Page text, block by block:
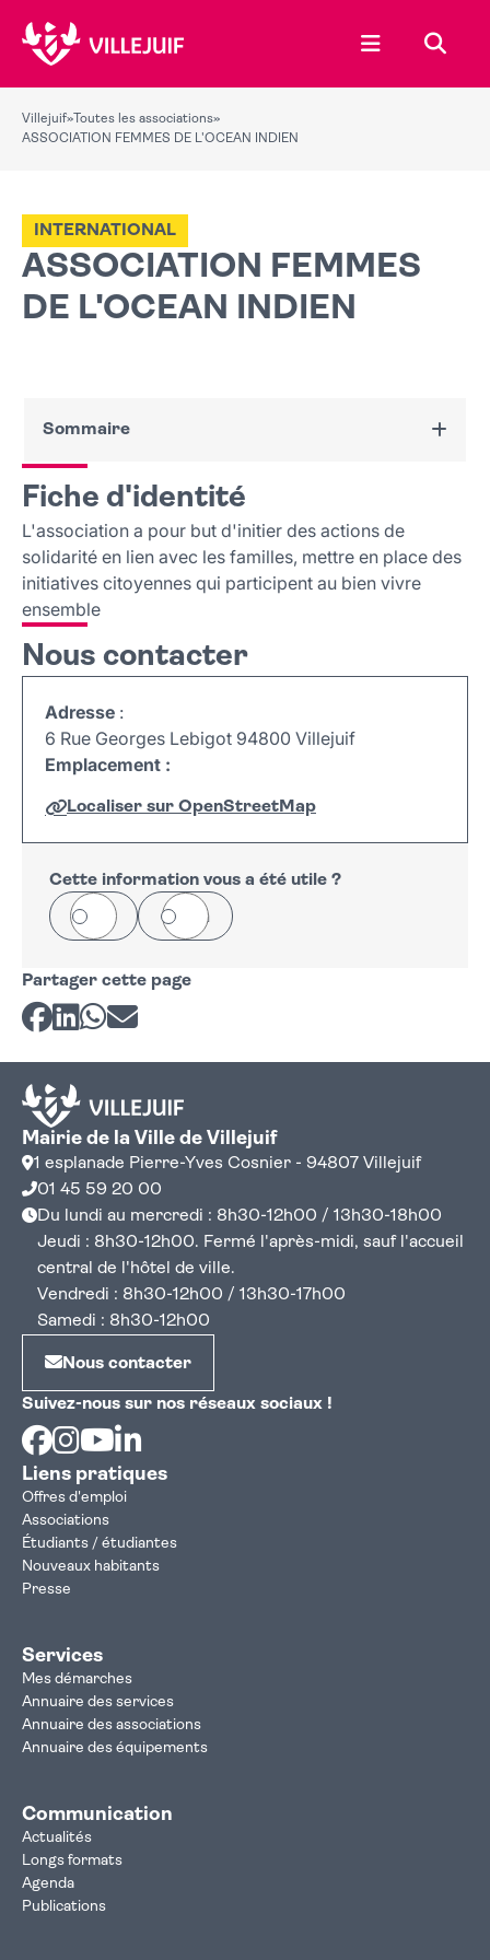
Ouvrir le
Villejuif» Toutes les associations»
ASSOCIATION FEMMES DE L'OCEAN INDIEN
ASSOCIATION FEMMES
DE L'OCEAN INDIEN
INTERNATIONAL
Sommaire
Fiche d'identité
Nous contacter
Fiche d'identité
L'association a pour but d'initier des actions de
solidarité en lien avec les familles, mettre en place des
initiatives citoyennes qui participent au bien vivre
ensemble
Nous contacter
Adresse :
6 Rue Georges Lebigot 94800 Villejuif
Emplacement :
Localiser sur OpenStreetMap
+
−
Leaflet
Cette information vous a été utile ?
Oui Non
Partager cette page
Partager sur Facebook
Partager sur LinkedIn
Partager sur Whatsapp
Partager par courriel
Mairie de la Ville de Villejuif
1 esplanade Pierre-Yves Cosnier - 94807 Villejuif
01 45 59 20 00
Du lundi au mercredi : 8h30-12h00 / 13h30-18h00
Jeudi : 8h30-12h00. Fermé l'après-midi, sauf l'accueil
central de l'hôtel de ville.
Vendredi : 8h30-12h00 / 13h30-17h00
Samedi : 8h30-12h00
Nous contacter
Suivez-nous sur nos réseaux sociaux !
Facebook
Instagram
Youtube
Liens pratiques
Offres d'emploi
Associations
Étudiants / étudiantes
Nouveaux habitants
Presse
Services
Mes démarches
Annuaire des services
Annuaire des associations
Annuaire des équipements
Communication
Actualités
Longs formats
Agenda
Publications